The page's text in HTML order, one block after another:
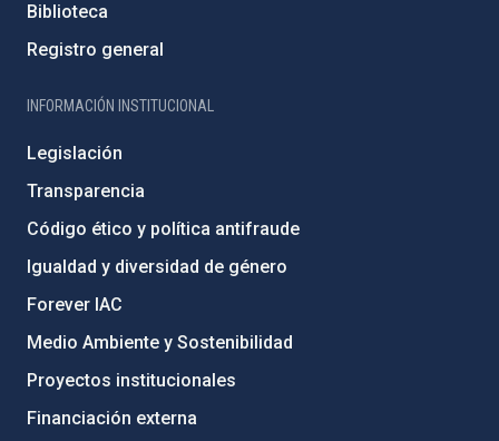
Biblioteca
Registro general
INFORMACIÓN INSTITUCIONAL
Legislación
Transparencia
Código ético y política antifraude
Igualdad y diversidad de género
Forever IAC
Medio Ambiente y Sostenibilidad
Proyectos institucionales
Financiación externa